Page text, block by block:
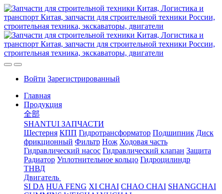
Войти Зарегистрированный
Главная
Продукция
全部
SHANTUI ЗАПЧАСТИ
Шестерня КПП Гидротрансформатор Подшипник Диск
фрикционный Фильтр Нож Ходовая часть
Гидравлический насос Гидравлический клапан Защита
Радиатор Уплотнительное кольцо Гидроцилиндр
ТНВД
Двигатель
SI DA HUA FENG XI CHAI CHAO CHAI SHANGCHAI